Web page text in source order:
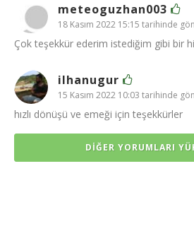
meteoguzhan003
18 Kasım 2022 15:15 tarihinde
Çok teşekkür ederim istediğim gibi bir
ilhanugur
15 Kasım 2022 10:03 tarihinde
hızlı dönüşü ve emeği için teşekkürler
DIĞER YORUMLARI